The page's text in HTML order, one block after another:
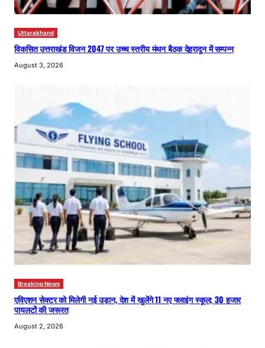
Uttarakhand
विकसित उत्तराखंड विजन 2047 पर उच्च स्तरीय मंथन बैठक देहरादून में सम्पन्न
August 3, 2026
Breaking News
एविएशन सेक्टर को मिलेगी नई उड़ान, देश में खुलेंगे 11 नए फ्लाइंग स्कूल; 30 हजार
पायलटों की जरूरत
August 2, 2026